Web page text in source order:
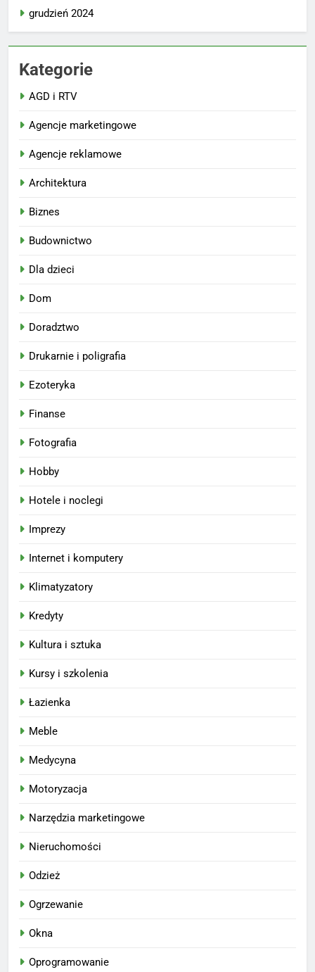
grudzień 2024
Kategorie
AGD i RTV
Agencje marketingowe
Agencje reklamowe
Architektura
Biznes
Budownictwo
Dla dzieci
Dom
Doradztwo
Drukarnie i poligrafia
Ezoteryka
Finanse
Fotografia
Hobby
Hotele i noclegi
Imprezy
Internet i komputery
Klimatyzatory
Kredyty
Kultura i sztuka
Kursy i szkolenia
Łazienka
Meble
Medycyna
Motoryzacja
Narzędzia marketingowe
Nieruchomości
Odzież
Ogrzewanie
Okna
Oprogramowanie